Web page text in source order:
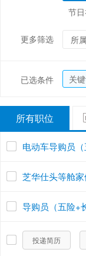
节
更多筛选 所
已选条件 关
所有职位
电动车导购员（
芝华仕头等舱
导购员（五险+
投递简历